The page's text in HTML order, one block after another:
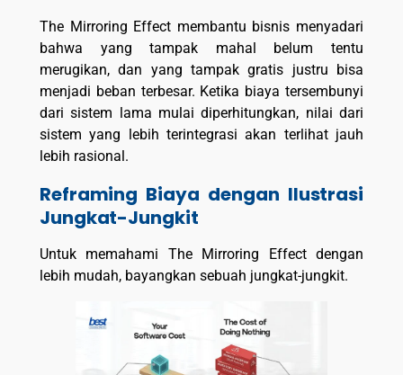
The Mirroring Effect membantu bisnis menyadari
bahwa yang tampak mahal belum tentu
merugikan, dan yang tampak gratis justru bisa
menjadi beban terbesar. Ketika biaya tersembunyi
dari sistem lama mulai diperhitungkan, nilai dari
sistem yang lebih terintegrasi akan terlihat jauh
lebih rasional.
Reframing Biaya dengan Ilustrasi
Jungkat-Jungkit
Untuk memahami The Mirroring Effect dengan
lebih mudah, bayangkan sebuah jungkat-jungkit.